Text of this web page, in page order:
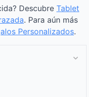
Descubre Tablet
. Para aún más
Personalizados.